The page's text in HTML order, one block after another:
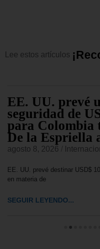
Lee estos artículos ¡Rec
EE. UU. prevé
seguridad de
para Colombia
De la Espriella
agosto 8, 2026
EE. UU. prevé destinar USD$
en materia de
SEGUIR LEYENDO...